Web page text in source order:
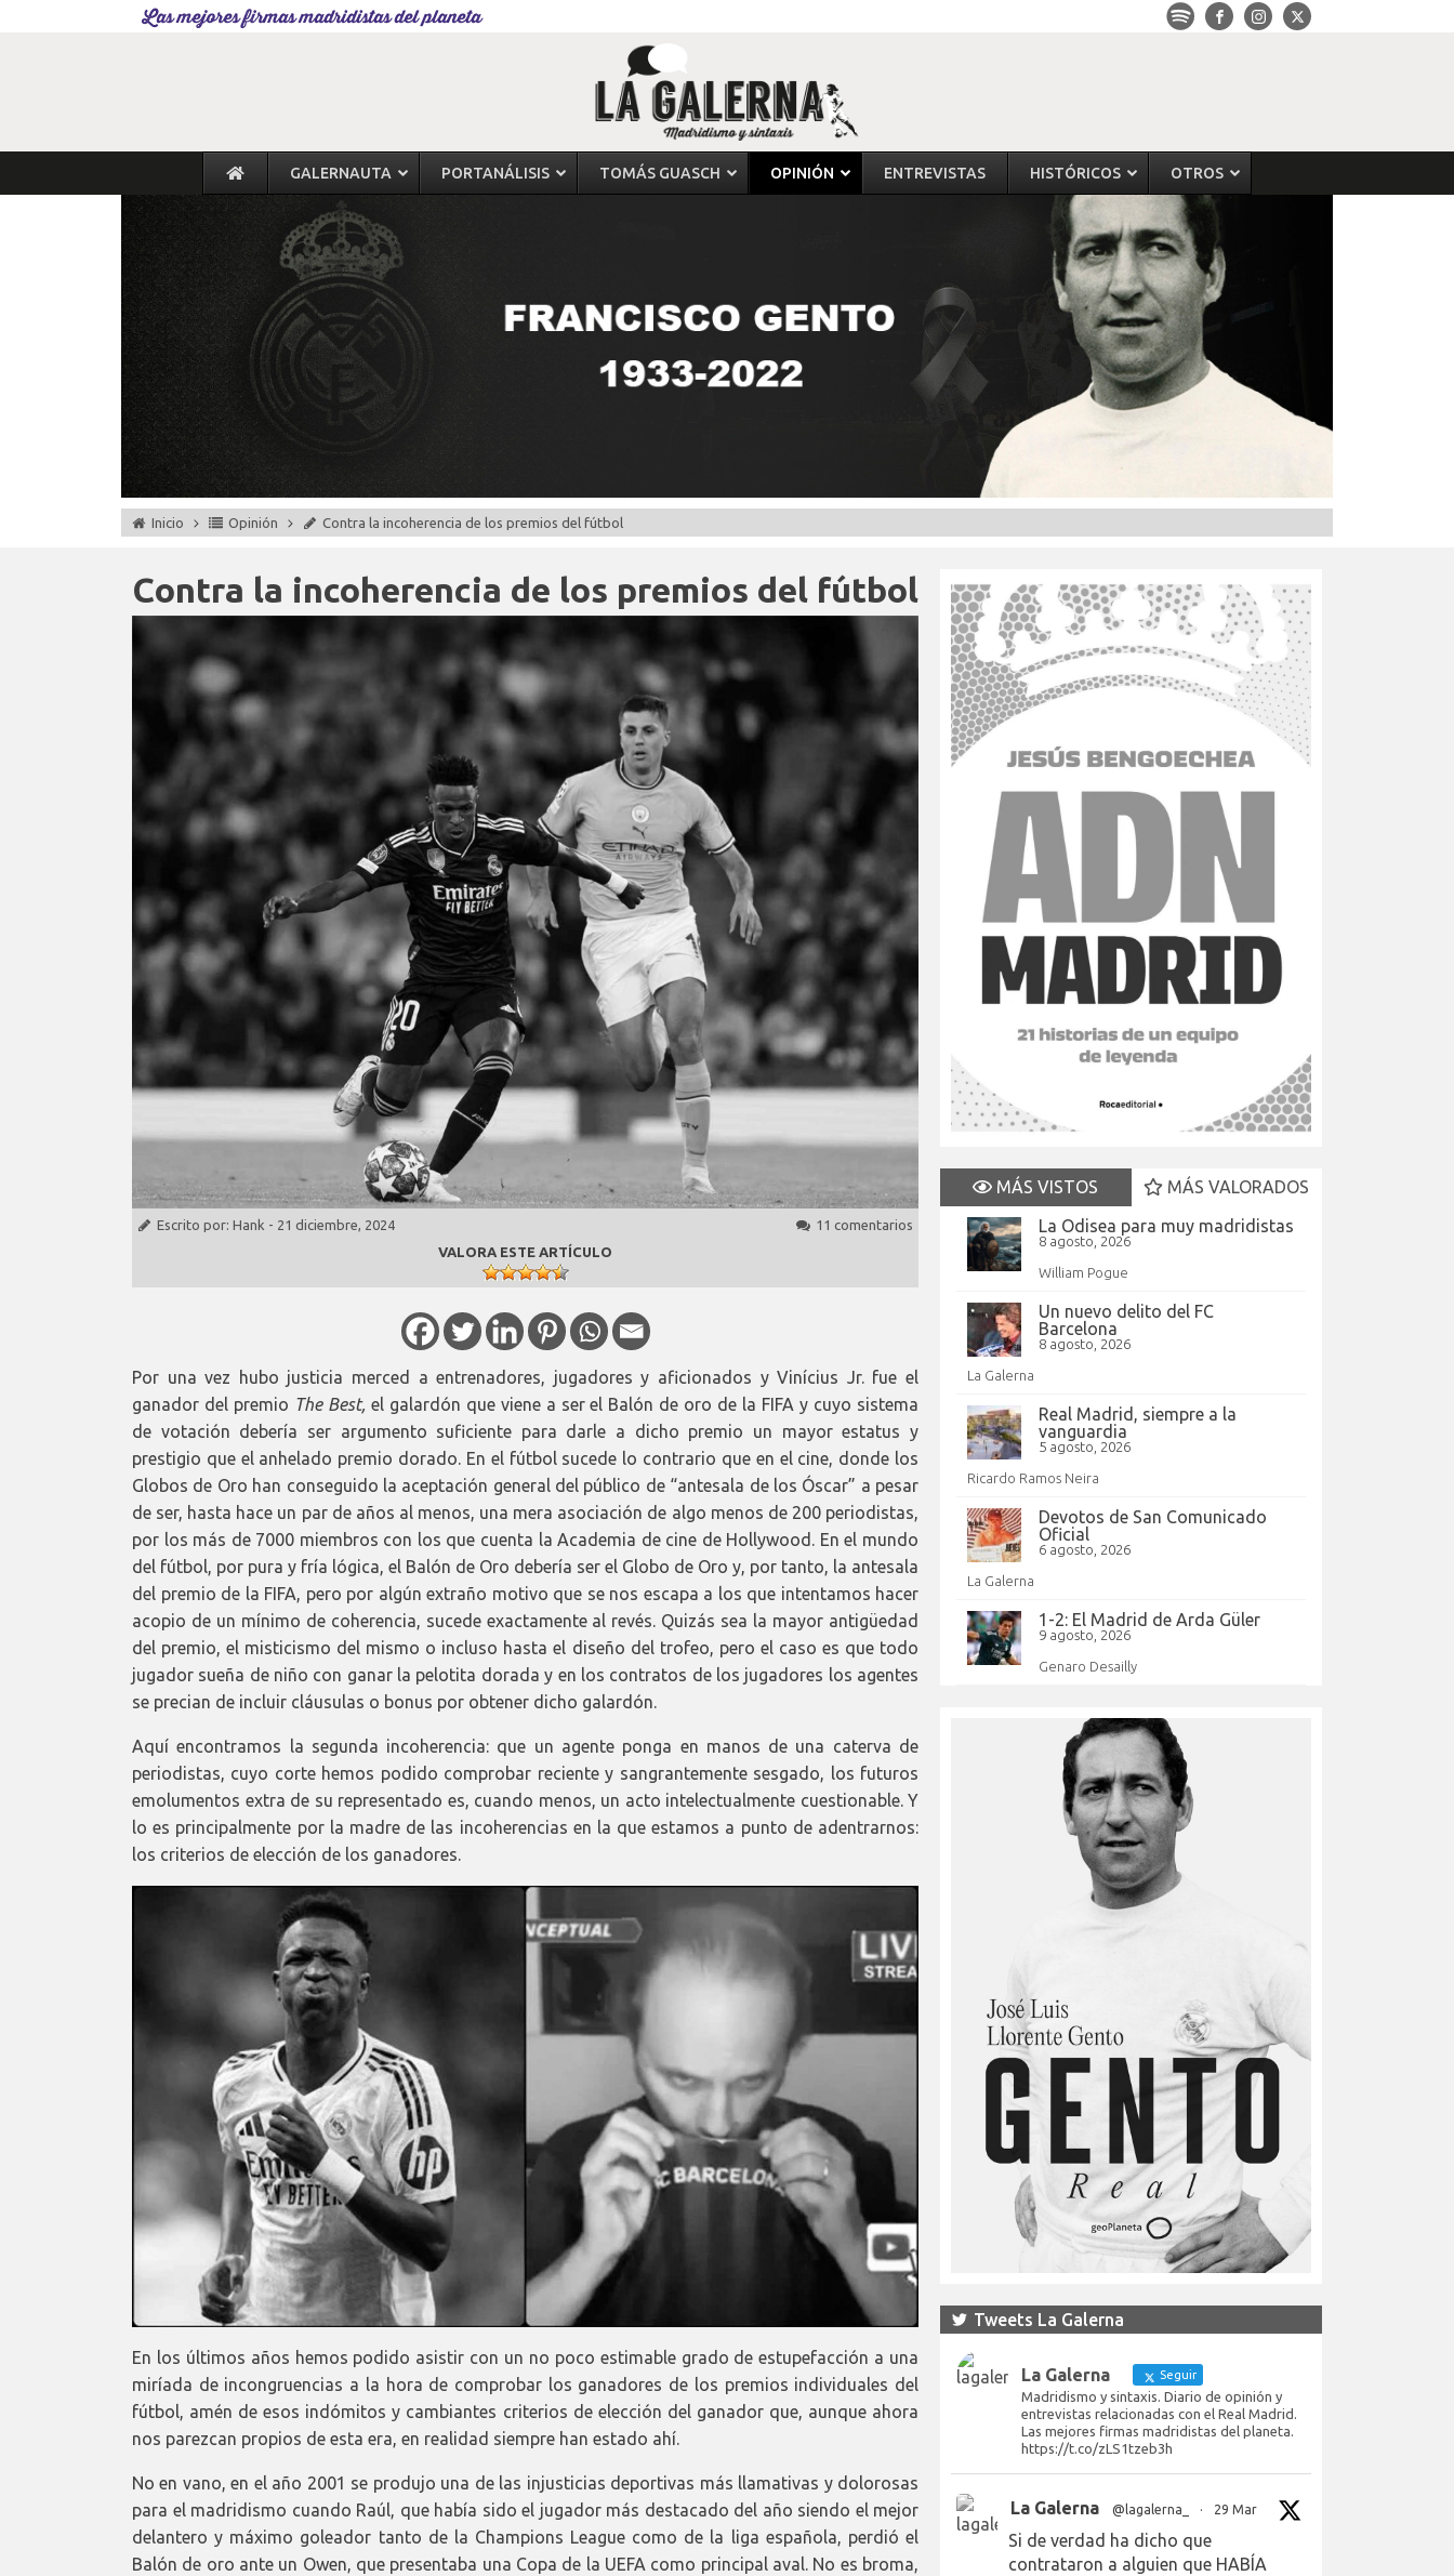
Las mejores firmas madridistas del planeta
GALERNAUTA PORTANÁLISIS TOMÁS GUASCH OPINIÓN ENTREVISTAS HISTÓRICOS OTROS
Inicio Opinión Contra la incoherencia de los premios del fútbol
Contra la incoherencia de los premios del fútbol
Escrito por: Hank - 21 diciembre, 2024
11 comentarios
VALORA ESTE ARTÍCULO
Por una vez hubo justicia merced a entrenadores, jugadores y aficionados y Vinícius Jr. fue el
ganador del premio The Best, el galardón que viene a ser el Balón de oro de la FIFA y cuyo sistema
de votación debería ser argumento suficiente para darle a dicho premio un mayor estatus y
prestigio que el anhelado premio dorado. En el fútbol sucede lo contrario que en el cine, donde los
Globos de Oro han conseguido la aceptación general del público de “antesala de los Óscar” a pesar
de ser, hasta hace un par de años al menos, una mera asociación de algo menos de 200 periodistas,
por los más de 7000 miembros con los que cuenta la Academia de cine de Hollywood. En el mundo
del fútbol, por pura y fría lógica, el Balón de Oro debería ser el Globo de Oro y, por tanto, la antesala
del premio de la FIFA, pero por algún extraño motivo que se nos escapa a los que intentamos hacer
acopio de un mínimo de coherencia, sucede exactamente al revés. Quizás sea la mayor antigüedad
del premio, el misticismo del mismo o incluso hasta el diseño del trofeo, pero el caso es que todo
jugador sueña de niño con ganar la pelotita dorada y en los contratos de los jugadores los agentes
se precian de incluir cláusulas o bonus por obtener dicho galardón.
Aquí encontramos la segunda incoherencia: que un agente ponga en manos de una caterva de
periodistas, cuyo corte hemos podido comprobar reciente y sangrantemente sesgado, los futuros
emolumentos extra de su representado es, cuando menos, un acto intelectualmente cuestionable. Y
lo es principalmente por la madre de las incoherencias en la que estamos a punto de adentrarnos:
los criterios de elección de los ganadores.
En los últimos años hemos podido asistir con un no poco estimable grado de estupefacción a una
miríada de incongruencias a la hora de comprobar los ganadores de los premios individuales del
fútbol, amén de esos indómitos y cambiantes criterios de elección del ganador que, aunque ahora
nos parezcan propios de esta era, en realidad siempre han estado ahí.
No en vano, en el año 2001 se produjo una de las injusticias deportivas más llamativas y dolorosas
para el madridismo cuando Raúl, que había sido el jugador más destacado del año siendo el mejor
delantero y máximo goleador tanto de la Champions League como de la liga española, perdió el
Balón de oro ante un Owen, que presentaba una Copa de la UEFA como principal aval. No es broma,
MÁS VISTOS
MÁS VALORADOS
La Odisea para muy madridistas
8 agosto, 2026
William Pogue
Un nuevo delito del FC
Barcelona
8 agosto, 2026
La Galerna
Real Madrid, siempre a la
vanguardia
5 agosto, 2026
Ricardo Ramos Neira
Devotos de San Comunicado
Oficial
6 agosto, 2026
La Galerna
1-2: El Madrid de Arda Güler
9 agosto, 2026
Genaro Desailly
Tweets La Galerna
La Galerna Seguir
Madridismo y sintaxis. Diario de opinión y
entrevistas relacionadas con el Real Madrid.
Las mejores firmas madridistas del planeta.
https://t.co/zLS1tzeb3h
La Galerna @lagalerna_ · 29 Mar
Si de verdad ha dicho que
contrataron a alguien que HABÍA